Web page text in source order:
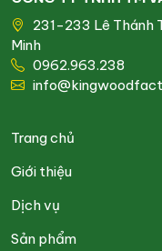
231-233 Lê Thánh
Minh
0962.963.238
Trang chủ
Giới thiệu
Dịch vụ
Sản phẩm